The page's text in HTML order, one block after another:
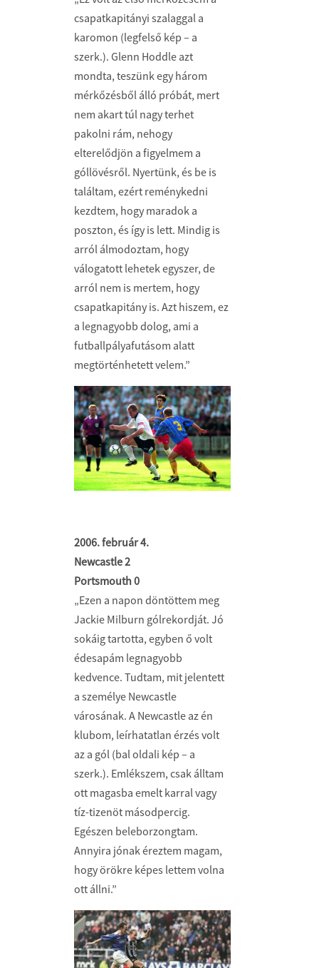
csapatkapitányi szalaggal a
karomon (legfelső kép – a
szerk.). Glenn Hoddle azt
mondta, teszünk egy három
mérkőzésből álló próbát, mert
nem akart túl nagy terhet
pakolni rám, nehogy
elterelődjön a figyelmem a
góllövésről. Nyertünk, és be is
találtam, ezért reménykedni
kezdtem, hogy maradok a
poszton, és így is lett. Mindig is
arról álmodoztam, hogy
válogatott lehetek egyszer, de
arról nem is mertem, hogy
csapatkapitány is. Azt hiszem, ez
a legnagyobb dolog, ami a
futball­pályafutásom alatt
megtörténhetett velem.”
2006. február 4.
Newcastle 2
Portsmouth 0
„Ezen a napon döntöttem meg
Jackie Milburn gólrekordját. Jó
sokáig tartotta, egyben ő volt
édesapám legnagyobb
kedvence. Tudtam, mit jelentett
a személye Newcastle
városának. A Newcastle az én
klubom, leírhatatlan érzés volt
az a gól (bal oldali kép – a
szerk.). Emlékszem, csak álltam
ott magasba emelt karral vagy
tíz-tizenöt másodpercig.
Egészen beleborzongtam.
Annyira jónak éreztem magam,
hogy örökre képes lettem volna
ott állni.”